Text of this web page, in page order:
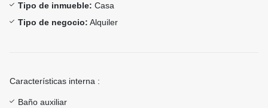
Tipo de inmueble: Casa
Tipo de negocio: Alquiler
Características interna :
Baño auxiliar